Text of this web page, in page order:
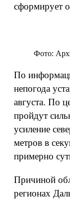
сформирует
Фото:
По
непогода
августа. По
пройдут
усиление
метров в
примерно
Причиной
регионах